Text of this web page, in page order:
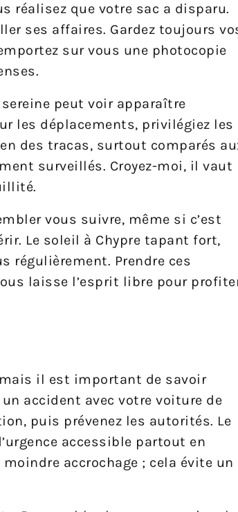
réalisez que votre sac a disparu.
ses affaires. Gardez toujours
sur vous une photocopie
peut voir apparaître
les déplacements, privilégiez les
des tracas, surtout comparés
surveillés. Croyez-moi, il vaut
vous suivre, même si c’est
Le soleil à Chypre tapant fort,
régulièrement. Prendre ces
laisse l’esprit libre pour
mais il est important de savoir
accident avec votre voiture de
puis prévenez les autorités. Le
accessible partout en
moindre accrochage ; cela évite un